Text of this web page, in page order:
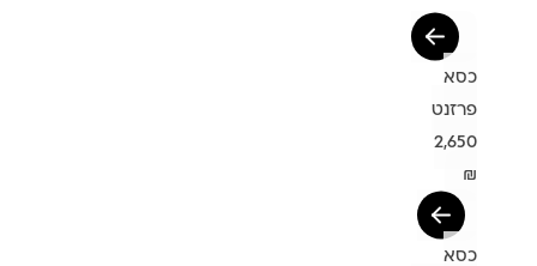
כסא
פרזנט
2,650
₪
כסא